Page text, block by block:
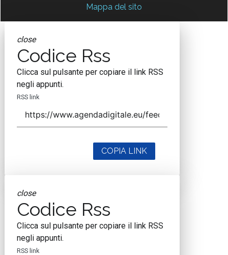
Mappa del sito
close
Codice Rss
Clicca sul pulsante per copiare il link RSS
negli appunti.
RSS link
COPIA LINK
close
Codice Rss
Clicca sul pulsante per copiare il link RSS
negli appunti.
RSS link